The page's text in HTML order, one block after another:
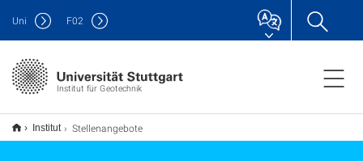
Institut für Geotechnik
Uni F02
Institut Stellenangebote